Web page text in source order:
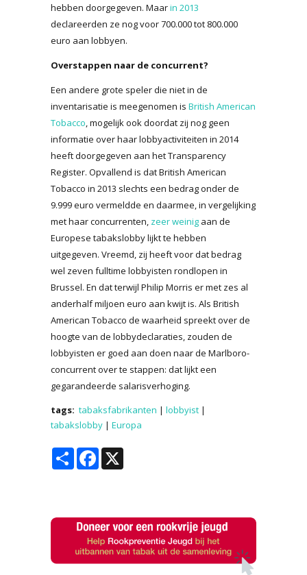
hebben doorgegeven. Maarin 2013
declareerden ze nog voor 700.000 tot 800.000
euro aan lobbyen.
Overstappen naar de concurrent?
Een andere grote speler die niet in de
inventarisatie is meegenomen is British American
Tobacco, mogelijk ook doordat zij nog geen
informatie over haar lobbyactiviteiten in 2014
heeft doorgegeven aan het Transparency
Register. Opvallend is dat British American
Tobacco in 2013 slechts een bedrag onder de
9.999 euro vermeldde en daarmee, in vergelijking
met haar concurrenten, zeer weinig aan de
Europese tabakslobby lijkt te hebben
uitgegeven. Vreemd, zij heeft voor dat bedrag
wel zeven fulltime lobbyisten rondlopen in
Brussel. En dat terwijl Philip Morris er met zes al
anderhalf miljoen euro aan kwijt is. Als British
American Tobacco de waarheid spreekt over de
hoogte van de lobbydeclaraties, zouden de
lobbyisten er goed aan doen naar de Marlboro-
concurrent over te stappen: dat lijkt een
gegarandeerde salarisverhoging.
tags: tabaksfabrikanten | lobbyist |
tabakslobby | Europa
Share Facebook